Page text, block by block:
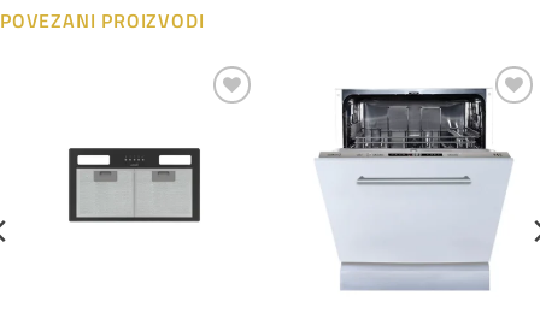
POVEZANI PROIZVODI
listu
želja